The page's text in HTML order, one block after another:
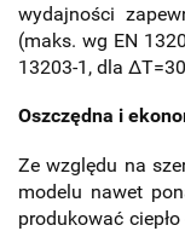
wydajności
(maks. wg EN
13203-1, dla
Oszczędna i
Ze względu na
modelu nawet
produkować